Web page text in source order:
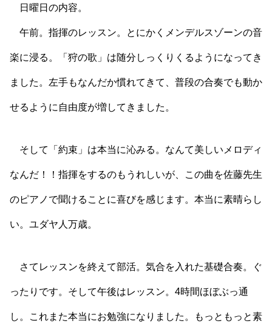
日曜日の内容。
午前。指揮のレッスン。とにかくメンデルスゾーンの音
楽に浸る。「狩の歌」は随分しっくりくるようになってき
ました。左手もなんだか慣れてきて、普段の合奏でも動か
せるように自由度が増してきました。
そして「約束」は本当に沁みる。なんて美しいメロディ
なんだ！！指揮をするのもうれしいが、この曲を佐藤先生
のピアノで聞けることに喜びを感じます。本当に素晴らし
い。ユダヤ人万歳。
さてレッスンを終えて部活。気合を入れた基礎合奏。ぐ
ったりです。そして午後はレッスン。4時間ほぼぶっ通
し。これまた本当にお勉強になりました。もっともっと素